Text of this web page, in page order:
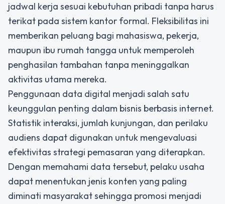
jadwal kerja sesuai kebutuhan pribadi tanpa harus
terikat pada sistem kantor formal. Fleksibilitas ini
memberikan peluang bagi mahasiswa, pekerja,
maupun ibu rumah tangga untuk memperoleh
penghasilan tambahan tanpa meninggalkan
aktivitas utama mereka.
Penggunaan data digital menjadi salah satu
keunggulan penting dalam bisnis berbasis internet.
Statistik interaksi, jumlah kunjungan, dan perilaku
audiens dapat digunakan untuk mengevaluasi
efektivitas strategi pemasaran yang diterapkan.
Dengan memahami data tersebut, pelaku usaha
dapat menentukan jenis konten yang paling
diminati masyarakat sehingga promosi menjadi